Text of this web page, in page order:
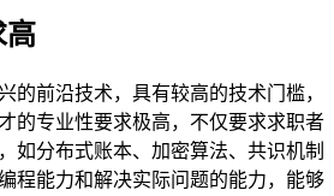
高
的前沿技术，具有较高的技术门槛，
的专业性要求极高，不仅要求求职者
如分布式账本、加密算法、共识机制
程能力和解决实际问题的能力，能够